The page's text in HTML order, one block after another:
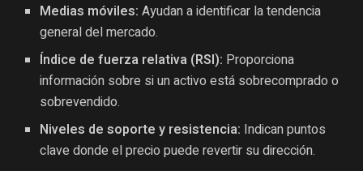
Medias móviles: Ayudan a identificar la tendencia
general del mercado.
Índice de fuerza relativa (RSI): Proporciona
información sobre si un activo está sobrecomprado o
sobrevendido.
Niveles de soporte y resistencia: Indican puntos
clave donde el precio puede revertir su dirección.